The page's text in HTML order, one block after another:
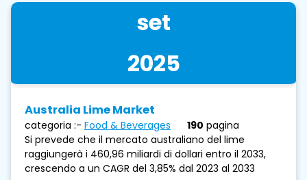
set
2025
Australia Lime Market
categoria :- Food & Beverages 190 pagina
Si prevede che il mercato australiano del lime
raggiungerà i 460,96 miliardi di dollari entro il 2033,
crescendo a un CAGR del 3,85% dal 2023 al 2033